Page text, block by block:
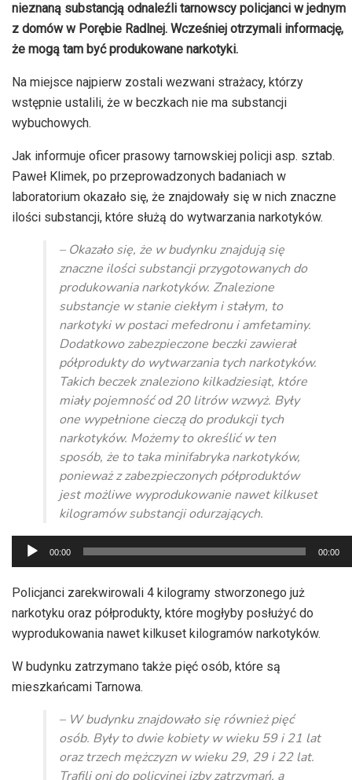
nieznaną substancją odnaleźli tarnowscy policjanci w jednym
z domów w Porębie Radlnej. Wcześniej otrzymali informację,
że mogą tam być produkowane narkotyki.
Na miejsce najpierw zostali wezwani strażacy, którzy
wstępnie ustalili, że w beczkach nie ma substancji
wybuchowych.
Jak informuje oficer prasowy tarnowskiej policji asp. sztab.
Paweł Klimek, po przeprowadzonych badaniach w
laboratorium okazało się, że znajdowały się w nich znaczne
ilości substancji, które służą do wytwarzania narkotyków.
– Okazało się, że w budynku znajdują się
znaczne ilości substancji przygotowanych do
produkowania narkotyków. Znalezione
substancje w stanie ciekłym i stałym, to
narkotyki w postaci mefedronu i amfetaminy.
Dodatkowo zabezpieczone beczki zawierał
półprodukty do wytwarzania tych narkotyków.
Takich beczek znaleziono kilkadziesiąt, które
miały pojemność od 20 litrów wzwyż. Były
one wypełnione cieczą do produkcji tych
narkotyków. Możemy to określić w ten
sposób, że to taka minifabryka narkotyków,
ponieważ z zabezpieczonych półproduktów
jest możliwe wyprodukowanie nawet kilkuset
kilogramów substancji odurzających.
Odtwarzacz
plików
dźwiękowych
00:00 00:00
Policjanci zarekwirowali 4 kilogramy stworzonego już
narkotyku oraz półprodukty, które mogłyby posłużyć do
wyprodukowania nawet kilkuset kilogramów narkotyków.
W budynku zatrzymano także pięć osób, które są
mieszkańcami Tarnowa.
– W budynku znajdowało się również pięć
osób. Były to dwie kobiety w wieku 59 i 21 lat
oraz trzech mężczyzn w wieku 29, 29 i 22 lat.
Trafili oni do policyjnej izby zatrzymań, a